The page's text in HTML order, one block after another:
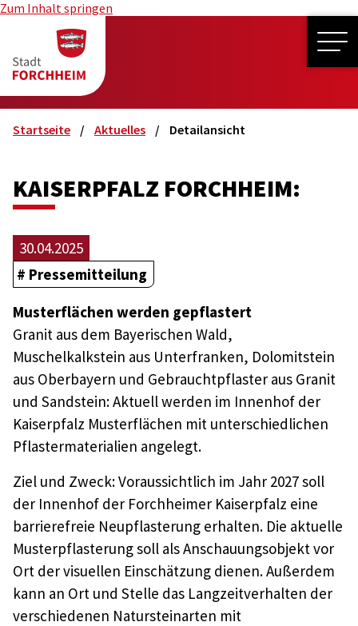
Zum Inhalt springen
Startseite Aktuelles Detailansicht
KAISERPFALZ FORCHHEIM:
30.04.2025
Pressemitteilung
Musterflächen werden gepflastert
Granit aus dem Bayerischen Wald,
Muschelkalkstein aus Unterfranken, Dolomitstein
aus Oberbayern und Gebrauchtpflaster aus Granit
und Sandstein: Aktuell werden im Innenhof der
Kaiserpfalz Musterflächen mit unterschiedlichen
Pflastermaterialien angelegt.
Ziel und Zweck: Voraussichtlich im Jahr 2027 soll
der Innenhof der Forchheimer Kaiserpfalz eine
barrierefreie Neupflasterung erhalten. Die aktuelle
Musterpflasterung soll als Anschauungsobjekt vor
Ort der visuellen Einschätzung dienen. Außerdem
kann an Ort und Stelle das Langzeitverhalten der
verschiedenen Natursteinarten mit